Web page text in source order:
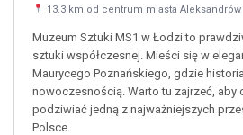
13.3 km od centrum miasta Aleksandrów
Muzeum Sztuki MS1 w Łodzi to
sztuki współczesnej. Mieści się w
Maurycego Poznańskiego, gdzie
nowoczesnością. Warto tu zajrzeć, aby
podziwiać jedną z najważniejszych
Polsce.